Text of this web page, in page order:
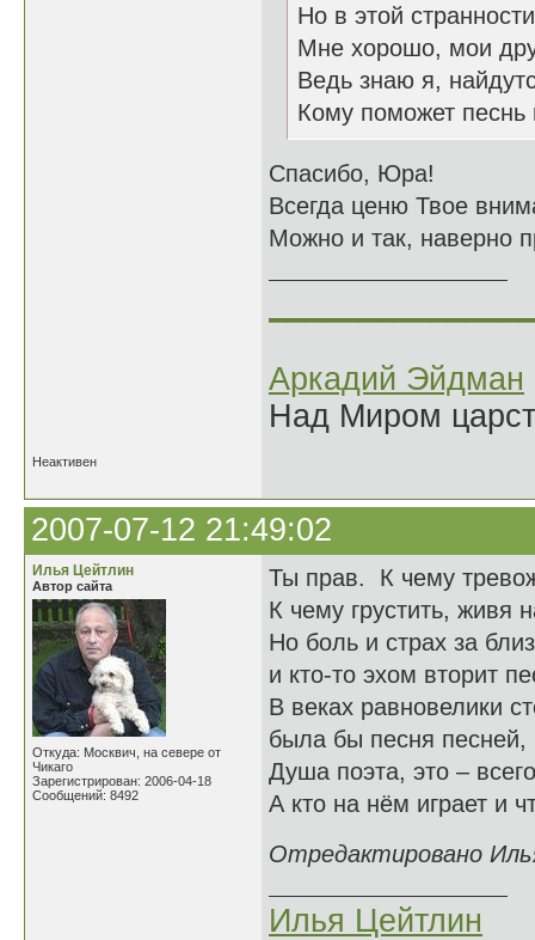
Но в этой
Мне хорошо, мои
Ведь знаю я,
Кому поможет песнь
Спасибо, Юра!
Всегда ценю Твое
Можно и так, наверно
Аркадий Эйдман
Над Миром
Неактивен
2007-07-12 21:49:02
Илья Цейтлин
Автор сайта
Откуда: Москвич, на севере от
Чикаго
Зарегистрирован: 2006-04-18
Сообщений: 8492
Ты прав. К чему
К чему грустить, живя
Но боль и страх за
и кто-то эхом вторит
В веках равновелики
была бы песня
Душа поэта, это –
А кто на нём играет и
Отредактировано
Илья Цейтлин